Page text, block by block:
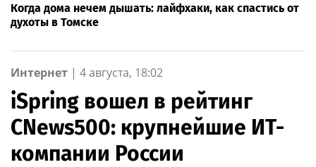
Когда дома нечем дышать: лайфхаки, как спастись от
духоты в Томске
Интернет | 4 августа, 18:02
iSpring вошел в рейтинг
CNews500: крупнейшие ИТ-
компании России